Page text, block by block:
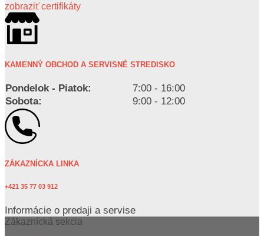
zobraziť certifikáty
KAMENNÝ OBCHOD A SERVISNÉ STREDISKO
Pondelok - Piatok:
7:00 - 16:00
Sobota:
9:00 - 12:00
ZÁKAZNÍCKA LINKA
+421 35 77 03 912
Informácie o predaji a servise
Zákaznícká sekcia